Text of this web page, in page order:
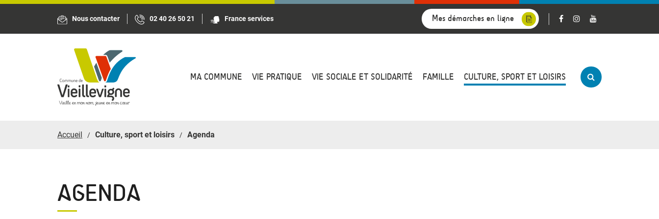
Nous contacter 02 40 26 50 21 France services Mes démarches en ligne
MA COMMUNE VIE PRATIQUE VIE SOCIALE ET SOLIDARITÉ FAMILLE CULTURE, SPORT ET LOISIRS
Accueil Culture, sport et loisirs Agenda
AGENDA
Panneau de gestion des cookies